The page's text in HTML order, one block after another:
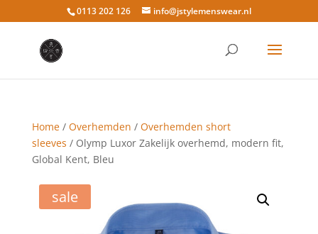
0113 202 126 info@jstylemenswear.nl
Home/ Overhemden / Overhemden short
sleeves / Olymp Luxor Zakelijk overhemd, modern fit,
Global Kent, Bleu
sale